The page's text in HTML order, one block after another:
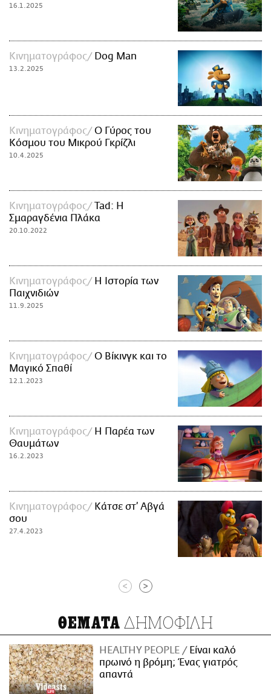
16.1.2025
Κινηματογράφος Dog Man
13.2.2025
Κινηματογράφος
Ο Γύρος του
Κόσμου του Μικρού Γκρίζλι
10.4.2025
Κινηματογράφος Tad: Η
Σμαραγδένια Πλάκα
20.10.2022
Κινηματογράφος H Ιστορία των
Παιχνιδιών
11.9.2025
Κινηματογράφος Ο Βίκινγκ και το
Μαγικό Σπαθί
12.1.2023
Κινηματογράφος Η Παρέα των
Θαυμάτων
16.2.2023
Κινηματογράφος Κάτσε στ’ Αβγά
σου
27.4.2023
< >
ΘΕΜΑΤΑ ΔΗΜΟΦΙΛΗ
HEALTHY PEOPLE
Είναι καλό
πρωινό η βρόμη; Ένας γιατρός
απαντά